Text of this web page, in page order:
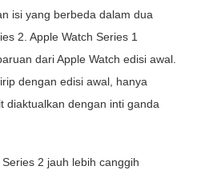
isi yang berbeda dalam dua
2. Apple Watch Series 1
dari Apple Watch edisi awal.
dengan edisi awal, hanya
diaktualkan dengan inti ganda
2 jauh lebih canggih